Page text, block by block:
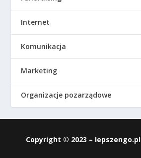
Internet
Komunikacja
Marketing
Organizacje pozarządowe
Copyright © 2023 – lepszengo.pl